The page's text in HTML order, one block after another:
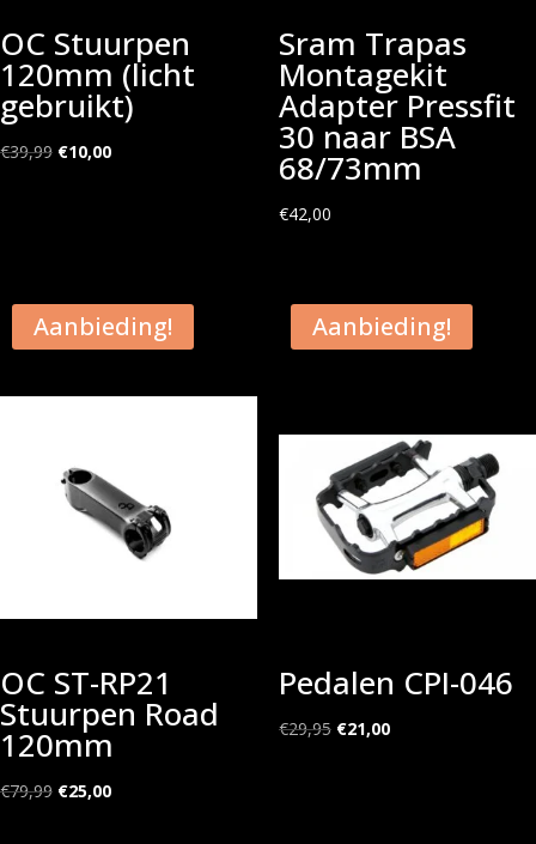
OC Stuurpen
120mm (licht
gebruikt)
€39,99 Oorspronkelijke
€10,00Huidige
Sram Trapas
Montagekit
Adapter Pressfit
30 naar BSA
68/73mm
€42,00
Aanbieding!
OC ST-RP21
Stuurpen Road
120mm
€79,99 Oorspronkelijke
€25,00Huidige
Aanbieding!
Pedalen CPI-046
€29,95 Oorspronkelijke
€21,00Huidige